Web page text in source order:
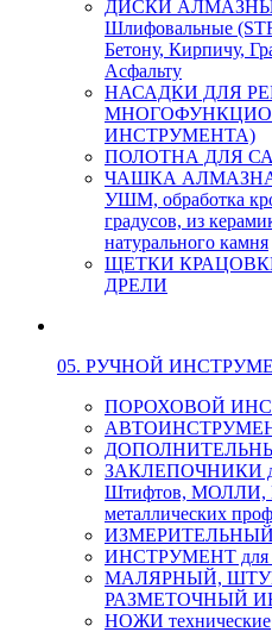
ДИСКИ
Шлифовальные
Бетону, Кирпичу,
Асфальту
НАСАДКИ ДЛЯ
ИНСТРУМЕНТА)
ПОЛОТНА ДЛЯ
ЧАШКА
УШМ, обработка
градусов, из
натурального камня
ЩЕТКИ КРАЦОВКИ
ДРЕЛИ
05. РУЧНОЙ
ПОРОХОВОЙ
ЗАКЛЕПОЧНИКИ
Штифтов, МОЛЛИ,
металлических
ИНСТРУМЕНТ
МАЛЯРНЫЙ,
РАЗМЕТОЧНЫЙ
НОЖИ технические